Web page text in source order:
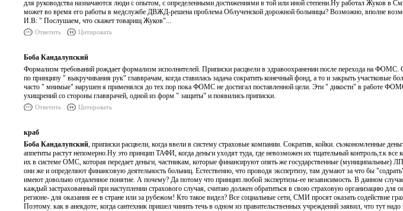
для руководства назначаются люди с опытом, с определенными достижениями в той или иной степени.Ну работал Жуков в
может во время его работы в медслужбе ДВЖД-решена проблема Облученской дорожной больницы? Возможно, вполне
И.В: " Послушаем, что скажет товарищ Жуков"...
Ответить Цитировать
Боба Кандалупский
Формализм требований рождает формализм исполнителей. Приписки расцвели в здравоохранении после перехода на
по принципу " выкручивания рук" главврачам, когда ставилась задача сократить конечный фонд, а то и закрыть участковые
часто " мнимые" нарушен я применялся до тех пор пока ФОМС не достигал поставленной цели. Эти " дикости" в работе
ухищрений со стороны главврачей, одной из форм " защиты" и появились приписки.
Ответить Цитировать
краб
Боба Кандалупский, приписки расцвели, когда ввели в систему страховые компании. Сократив, койки. съэкономленные
аппетиты растут непомерно.Ну это принцип ТАФИ, когда деньги уходят туда, где невозможен их тщательный контроль,т.к все
их в системе ОМС, которая передает деньги, частникам, которые финансируют опять же государственные
они же и определяют финансовую деятельность больниц. Естественно, что проводя экспертизу, там думают за что бы
имеют довольно отдаленное понятие. А почему? Да потому что принцип любой экспертизы-ее независимость. В данном
каждый застрахованный при наступлении страхового случая, считаю должен обратиться в свою страховую организацию для
регионе- для оказания ее в стране или за рубежом! Кто такое видел? Все социальные сети, СМИ просят оказать содействие
Поэтому. как в анекдоте, когда сантехник пришел чинить течь в одном из правительственных учреждений заявил, что тут